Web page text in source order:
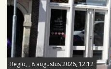
Regio, , 8 augustus 2026, 12:12